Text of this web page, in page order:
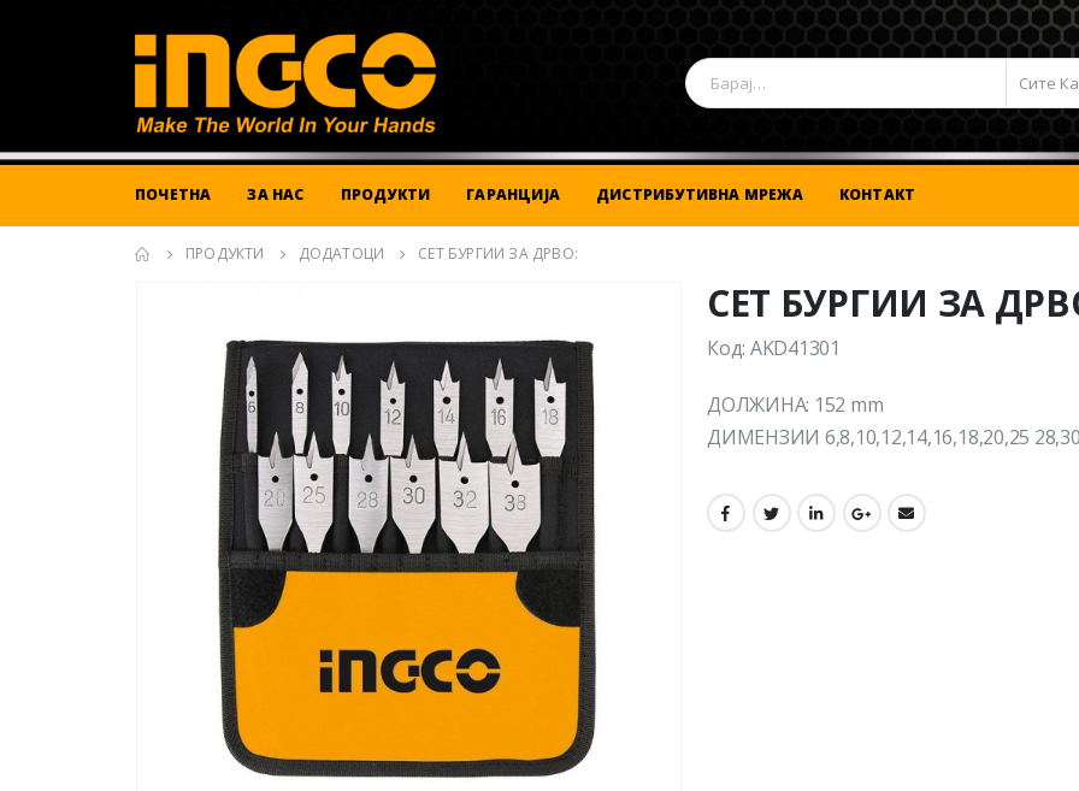
Сите
ПОЧЕТНА ЗА НАС ПРОДУКТИ ГАРАНЦИЈА ДИСТРИБУТИВНА МРЕЖА КОНТАКТ
ПРОДУКТИ ДОДАТОЦИ СЕТ БУРГИИ ЗА ДРВО:
СЕТ БУРГИИ ЗА
Код: AKD41301
ДОЛЖИНА: 152 mm
ДИМЕНЗИИ 6,8,10,12,14,16,18,20,25